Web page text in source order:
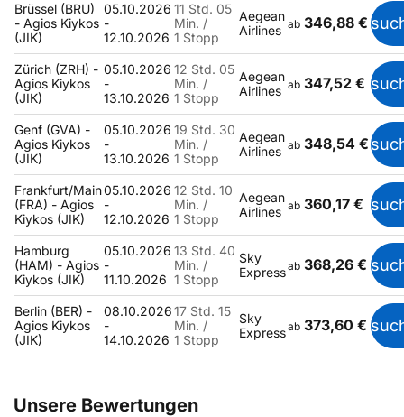
Brüssel (BRU)
- Agios Kiykos
(JIK)
05.10.2026
-
12.10.2026
11 Std. 05
Min. /
1 Stopp
Aegean
Airlines ab 346,88 €
Zürich (ZRH) -
Agios Kiykos
(JIK)
05.10.2026
-
13.10.2026
12 Std. 05
Min. /
1 Stopp
Aegean
Airlines ab 347,52 €
Genf (GVA) -
Agios Kiykos
(JIK)
05.10.2026
-
13.10.2026
19 Std. 30
Min. /
1 Stopp
Aegean
Airlines ab 348,54 €
Frankfurt/Main
(FRA) - Agios
Kiykos (JIK)
05.10.2026
-
12.10.2026
12 Std. 10
Min. /
1 Stopp
Aegean
Airlines ab 360,17 €
Hamburg
(HAM) - Agios
Kiykos (JIK)
05.10.2026
-
11.10.2026
13 Std. 40
Min. /
1 Stopp
Sky
Expressab 368,26 €
Berlin (BER) -
Agios Kiykos
(JIK)
08.10.2026
-
14.10.2026
17 Std. 15
Min. /
1 Stopp
Sky
Expressab 373,60 €
Unsere Bewertungen